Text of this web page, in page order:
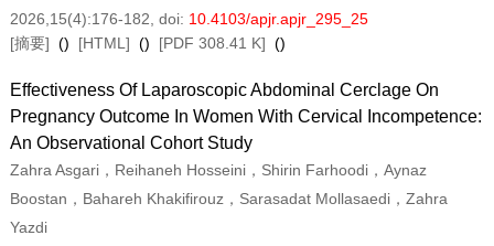
2026,15(4):176-182 , doi: 10.4103/apjr.apjr_295_25
[摘要] () [HTML] () [PDF 308.41 K] ()
Effectiveness Of Laparoscopic Abdominal Cerclage On
Pregnancy Outcome In Women With Cervical Incompetence:
An Observational Cohort Study
Zahra Asgari，Reihaneh Hosseini，Shirin Farhoodi，Aynaz
Boostan，Bahareh Khakifirouz，Sarasadat Mollasaedi，Zahra
Yazdi